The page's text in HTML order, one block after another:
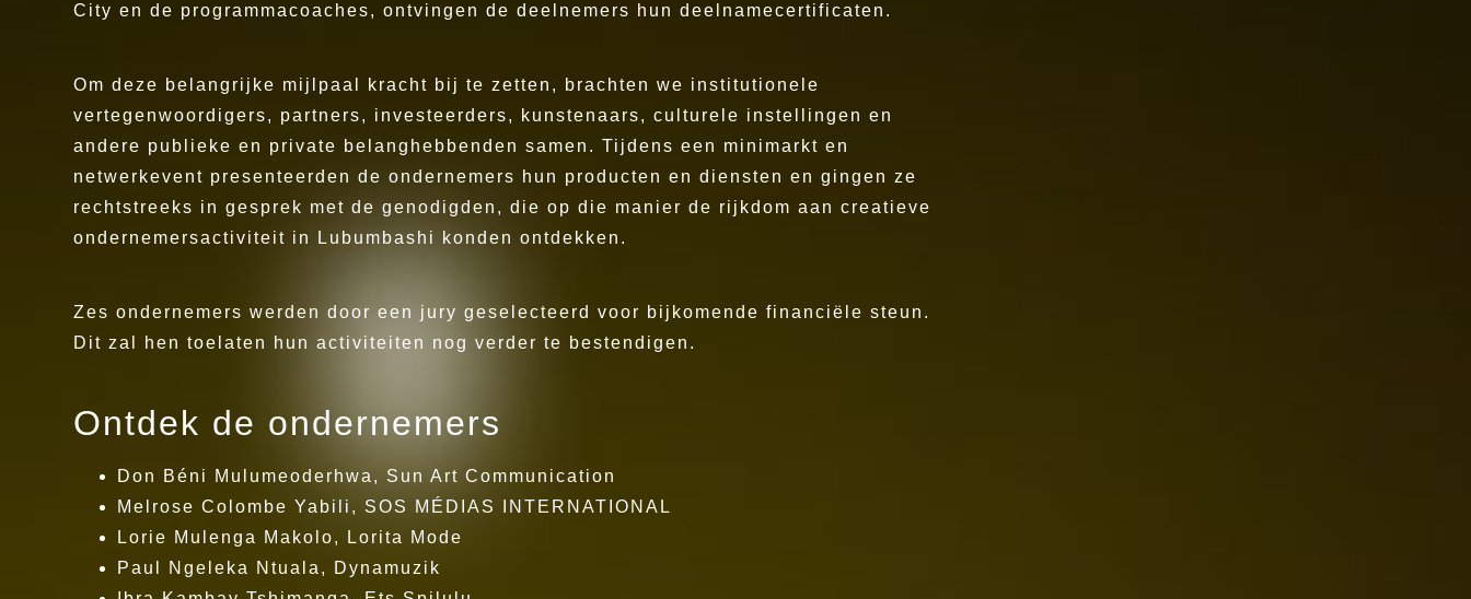
City en de programmacoaches, ontvingen de deelnemers hun deelnamecertificaten.
Om deze belangrijke mijlpaal kracht bij te zetten, brachten we institutionele
vertegenwoordigers, partners, investeerders, kunstenaars, culturele instellingen en
andere publieke en private belanghebbenden samen. Tijdens een minimarkt en
netwerkevent presenteerden de ondernemers hun producten en diensten en gingen ze
rechtstreeks in gesprek met de genodigden, die op die manier de rijkdom aan creatieve
ondernemersactiviteit in Lubumbashi konden ontdekken.
Zes ondernemers werden door een jury geselecteerd voor bijkomende financiële steun.
Dit zal hen toelaten hun activiteiten nog verder te bestendigen.
Ontdek de ondernemers
Don Béni Mulumeoderhwa, Sun Art Communication
Melrose Colombe Yabili, SOS MÉDIAS INTERNATIONAL
Lorie Mulenga Makolo, Lorita Mode
Paul Ngeleka Ntuala, Dynamuzik